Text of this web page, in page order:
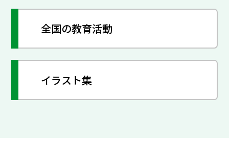
全国の教育活動
イラスト集